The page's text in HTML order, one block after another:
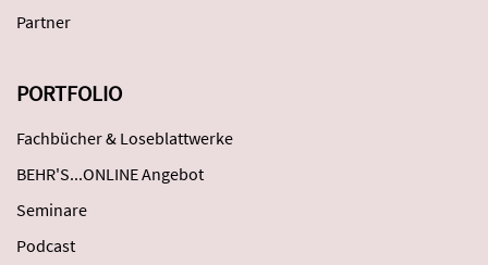
Partner
PORTFOLIO
Fachbücher & Loseblattwerke
BEHR'S...ONLINE Angebot
Seminare
Podcast